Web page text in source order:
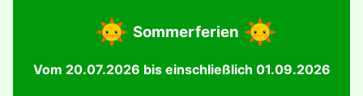
Sommerferien
Vom 20.07.2026 bis einschließlich 01.09.2026